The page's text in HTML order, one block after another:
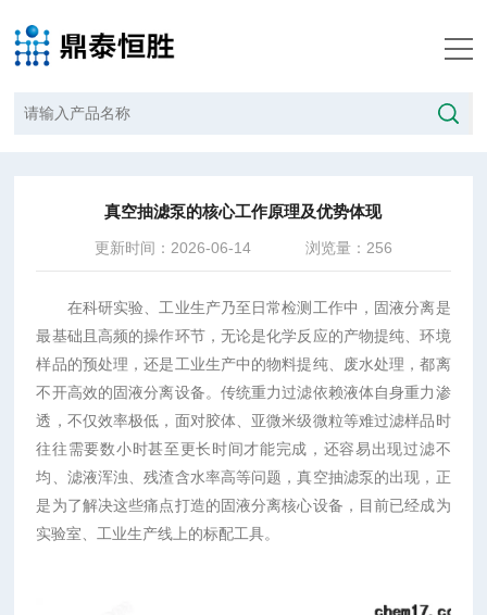
真空抽滤泵的核心工作原理及优势体现
更新时间：2026-06-14 浏览量：256
在科研实验、工业生产乃至日常检测工作中，固液分离是
最基础且高频的操作环节，无论是化学反应的产物提纯、环境
样品的预处理，还是工业生产中的物料提纯、废水处理，都离
不开高效的固液分离设备。传统重力过滤依赖液体自身重力渗
透，不仅效率极低，面对胶体、亚微米级微粒等难过滤样品时
往往需要数小时甚至更长时间才能完成，还容易出现过滤不
均、滤液浑浊、残渣含水率高等问题，真空抽滤泵的出现，正
是为了解决这些痛点打造的固液分离核心设备，目前已经成为
实验室、工业生产线上的标配工具。